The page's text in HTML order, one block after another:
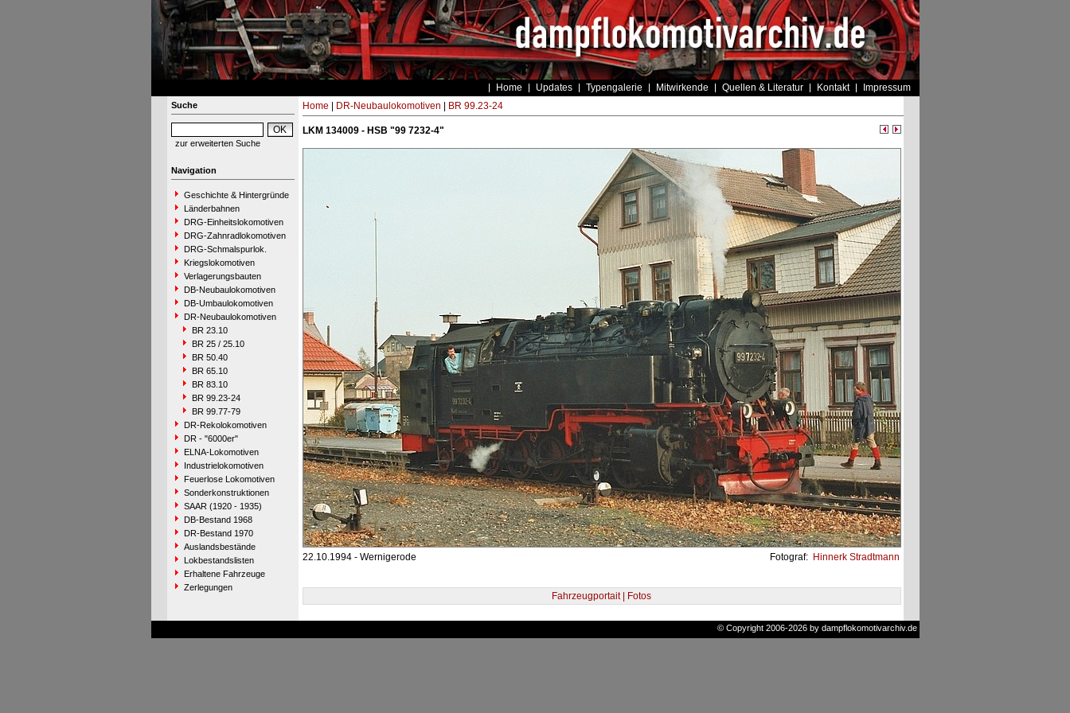
Home Updates Typengalerie Mitwirkende Quellen & Literatur Kontakt Impressum
Suche
zur erweiterten Suche
Navigation
Geschichte & Hintergründe
Länderbahnen
DRG-Einheitslokomotiven
DRG-Zahnradlokomotiven
DRG-Schmalspurlok.
Kriegslokomotiven
Verlagerungsbauten
DB-Neubaulokomotiven
DB-Umbaulokomotiven
DR-Neubaulokomotiven
BR 23.10
BR 25 / 25.10
BR 50.40
BR 65.10
BR 83.10
BR 99.23-24
BR 99.77-79
DR-Rekolokomotiven
DR - "6000er"
ELNA-Lokomotiven
Industrielokomotiven
Feuerlose Lokomotiven
Sonderkonstruktionen
SAAR (1920 - 1935)
DB-Bestand 1968
DR-Bestand 1970
Auslandsbestände
Lokbestandslisten
Erhaltene Fahrzeuge
Zerlegungen
Home DR-Neubaulokomotiven BR 99.23-24
LKM 134009 - HSB "99 7232-4"
22.10.1994 - Wernigerode Fotograf: Hinnerk Stradtmann
Fahrzeugportait | Fotos
© Copyright 2006-2026 by dampflokomotivarchiv.de